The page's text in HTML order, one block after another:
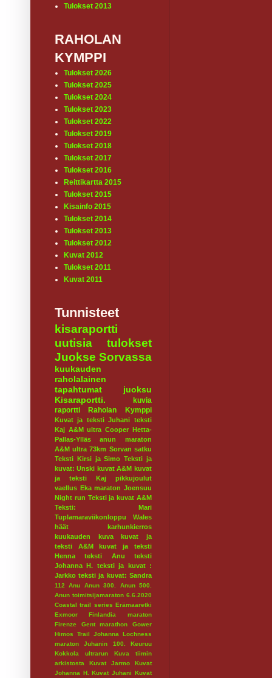
Tulokset 2013
RAHOLAN
KYMPPI
Tulokset 2026
Tulokset 2025
Tulokset 2024
Tulokset 2023
Tulokset 2022
Tulokset 2019
Tulokset 2018
Tulokset 2017
Tulokset 2016
Reittikartta 2015
Tulokset 2015
Kisainfo 2015
Tulokset 2014
Tulokset 2013
Tulokset 2012
Kuvat 2012
Tulokset 2011
Kuvat 2011
Tunnisteet
kisaraportti
uutisia
tulokset
Juokse Sorvassa
kuukauden
raholalainen
tapahtumat
juoksu
Kisaraportti.
kuvia
raportti
Raholan Kymppi
Kuvat ja teksti Juhani teksti
Kaj A&M ultra Cooper Hetta-
Pallas-Ylläs
anun maraton
A&M ultra 73km Sorvan satku
Teksti Kirsi ja Simo Teksti ja
kuvat: Unski kuvat A&M kuvat
ja teksti Kaj
pikkujoulut
vaellus Eka maraton Joensuu
Night run Teksti ja kuvat A&M
Teksti: Mari
Tuplamaraviikonloppu
Wales
häät
karhunkierros
kuukauden kuva
kuvat ja
teksti A&M
kuvat ja teksti
Henna
teksti Anu
teksti
Johanna H. teksti ja kuvat :
Jarkko teksti ja kuvat: Sandra
112 Anu Anun 300.
Anun 500.
Anun toimitsijamaraton 6.6.2020
Coastal trail series Erämaaretki
Exmoor
Finlandia maraton
Firenze
Gent marathon
Gower
Himos Trail
Johanna Lochness
maraton
Juhanin 100.
Keuruu
Kokkola ultrarun
Kuva tiimin
arkistosta
Kuvat Jarmo
Kuvat
Johanna H.
Kuvat Juhani Kuvat